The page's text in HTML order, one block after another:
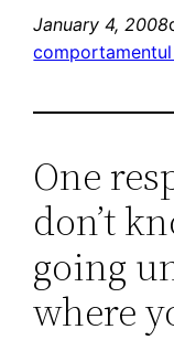
January 4, 2008
One
don’t
going
where